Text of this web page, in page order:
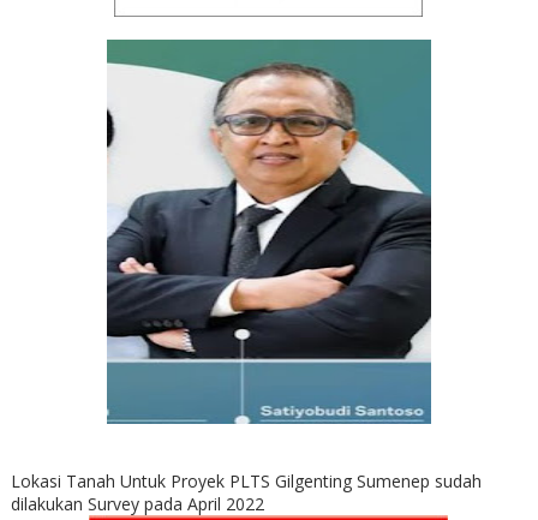
Lokasi Tanah Untuk Proyek PLTS Gilgenting Sumenep sudah
dilakukan Survey pada April 2022